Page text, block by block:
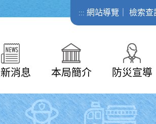
::: 網站導覽 檢索查
消息 本局簡介 防災宣導